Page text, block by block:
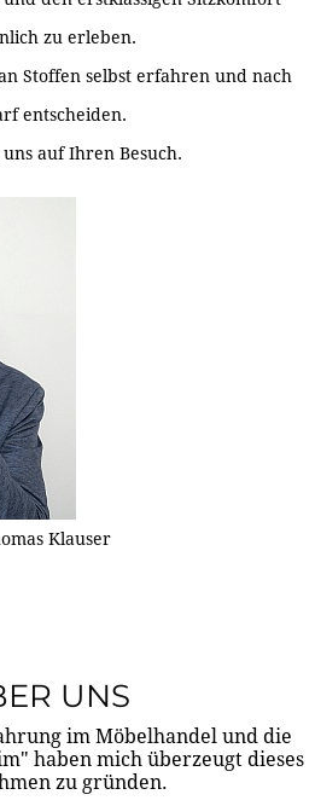
zu erleben.
Stoffen selbst erfahren und nach
entscheiden.
auf Ihren Besuch.
Klauser
UNS
im Möbelhandel und die
haben mich überzeugt dieses
zu gründen.